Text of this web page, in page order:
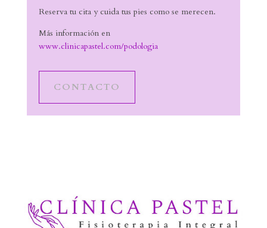
Reserva tu cita y cuida tus pies como se merecen.
Más información en
www.clinicapastel.com/podologia
CONTACTO